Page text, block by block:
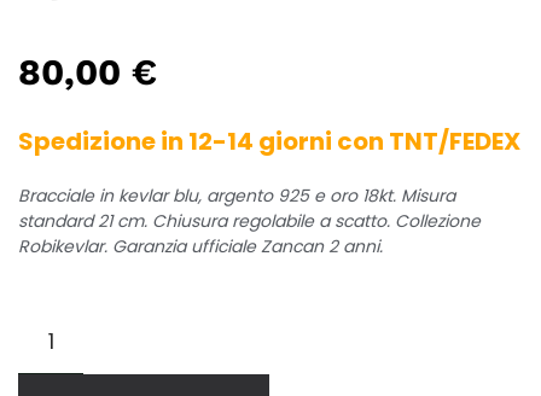
80,00 €
Spedizione in 12-14 giorni con TNT/FEDEX
Bracciale in kevlar blu, argento 925 e oro 18kt. Misura
standard 21 cm. Chiusura regolabile a scatto. Collezione
Robikevlar. Garanzia ufficiale Zancan 2 anni.
Zancan
Robikevlar